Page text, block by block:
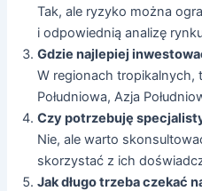
Tak, ale ryzyko można
i odpowiednią analizę
Gdzie najlepiej
W regionach tropikalnych,
Południowa, Azja
Czy potrzebuję
Nie, ale warto
skorzystać z ich
Jak długo trzeba czekać